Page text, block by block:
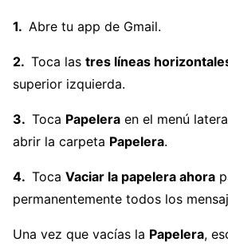
Abre tu app de Gmail.
Toca las tres líneas
superior izquierda.
Toca Papelera en el menú
abrir la carpeta Papelera.
Toca Vaciar la papelera ahora
permanentemente todos los
Una vez que vacías la Papelera,